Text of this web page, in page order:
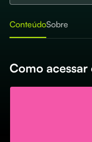
ConteúdoSobre
Como